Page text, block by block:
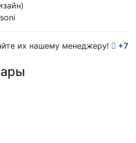
их нашему менеджеру!
+7